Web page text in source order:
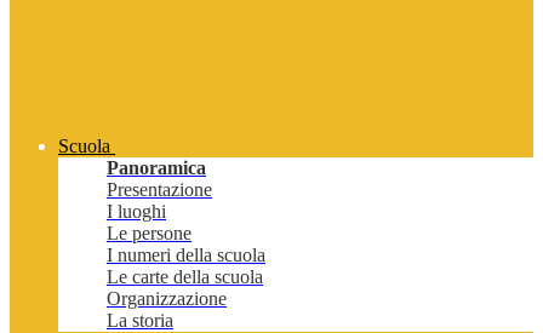
Scuola
Panoramica
Presentazione
I luoghi
Le persone
I numeri della scuola
Le carte della scuola
Organizzazione
La storia